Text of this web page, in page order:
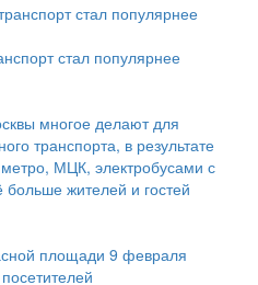
стал популярнее
многое делают для
транспорта, в результате
МЦК, электробусами с
жителей и гостей